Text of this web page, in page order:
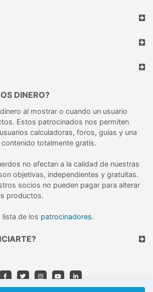
DINERO?
al mostrar o cuando un usuario
Estos patrocinados nos permiten
calculadoras, foros, guías y una
totalmente gratis.
no afectan a la calidad de nuestras
objetivas, independientes y gratuitas.
socios no pueden pagar para alterar
productos.
lista de los patrocinadores.